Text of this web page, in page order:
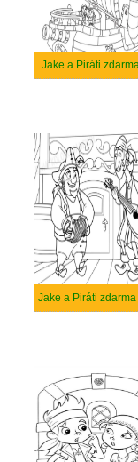
Jake a Piráti
Jake a Piráti